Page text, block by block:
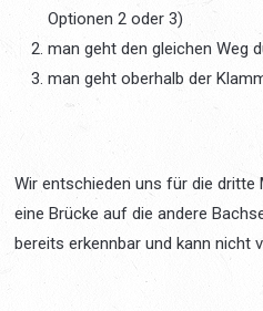
Optionen 2 oder 3)
man geht den gleichen Weg
man geht oberhalb der
Wir entschieden uns für die dritte
eine Brücke auf die andere
bereits erkennbar und kann nicht